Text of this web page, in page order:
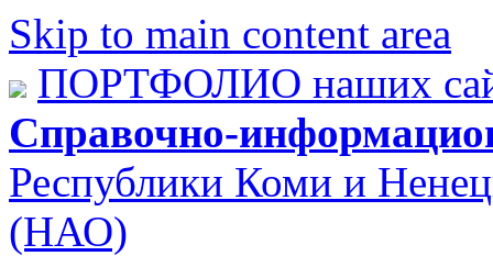
Skip to main content area
ПОРТФОЛИО наших
Справочно-
Республики Коми и
(НАО)